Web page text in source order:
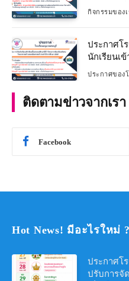
อนุบาลปีที่
กิจกรรมของเ
ประกาศโรงเรี
นักเรียนเ
โครงการ
ประกาศของโ
ติดตามข่าวจากเรา
Facebook
Hot News! มีอะไรใหม่ ?
ประกาศโ
ปรับการจั